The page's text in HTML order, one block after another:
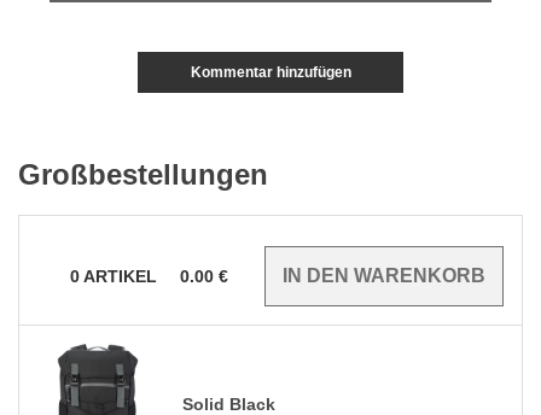
Kommentar hinzufügen
Großbestellungen
0ARTIKEL 0.00 €
Solid Black